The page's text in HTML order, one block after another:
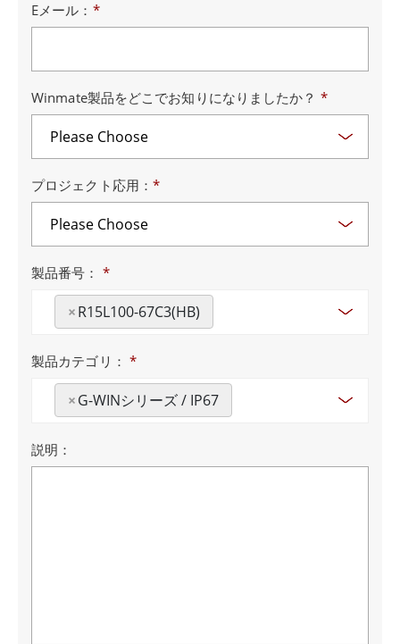
Eメール： *
Winmate製品をどこでお知りになりましたか？ *
プロジェクト応用： *
製品番号： *
×R15L100-67C3(HB)
製品カテゴリ： *
×G-WINシリーズ / IP67
説明：